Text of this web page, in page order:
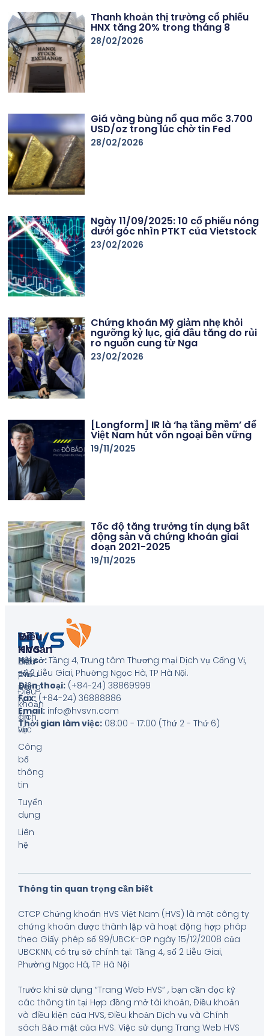
Thanh khoản thị trường cổ phiếu
HNX tăng 20% trong tháng 8
28/02/2026
Giá vàng bùng nổ qua mốc 3.700
USD/oz trong lúc chờ tin Fed
28/02/2026
Ngày 11/09/2025: 10 cổ phiếu nóng
dưới góc nhìn PTKT của Vietstock
23/02/2026
Chứng khoán Mỹ giảm nhẹ khỏi
ngưỡng kỷ lục, giá dầu tăng do rủi
ro nguồn cung từ Nga
23/02/2026
[Longform] IR là ‘hạ tầng mềm’ để
Việt Nam hút vốn ngoại bền vững
19/11/2025
Tốc độ tăng trưởng tín dụng bất
động sản và chứng khoán giai
đoạn 2021-2025
19/11/2025
Hội sở:Tầng 4, Trung tâm Thương mại Dịch vụ Cống Vị,
số 2 Liễu Giai, Phường Ngọc Hà, TP Hà Nội.
Điện thoại:(+84-24) 38869999
Fax:(+84-24) 36888886
Email:info@hvsvn.com
Thời gian làm việc:08:00 - 17:00 (Thứ 2 - Thứ 6)
Về
HVS
Giới
thiệu
công
ty
Tin
tức
Công
bố
thông
tin
Tuyển
dụng
Liên
hệ
Điều
Khoản
Biểu
phí
Điều
khoản
dịch
vụ
Thông tin quan trọng cần biết
CTCP Chứng khoán HVS Việt Nam (HVS) là một công ty
chứng khoán được thành lập và hoạt động hợp pháp
theo Giấy phép số 99/UBCK-GP ngày 15/12/2008 của
UBCKNN, có trụ sở chính tại: Tầng 4, số 2 Liễu Giai,
Phường Ngọc Hà, TP Hà Nội
Trước khi sử dụng “Trang Web HVS” , bạn cần đọc kỹ
các thông tin tại Hợp đồng mở tài khoản, Điều khoản
và điều kiện của HVS, Điều khoản Dịch vụ và Chính
sách Bảo mật của HVS. Việc sử dụng Trang Web HVS